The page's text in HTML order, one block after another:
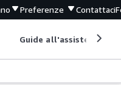
Preferenze Contattaci
Guide all'assistenza